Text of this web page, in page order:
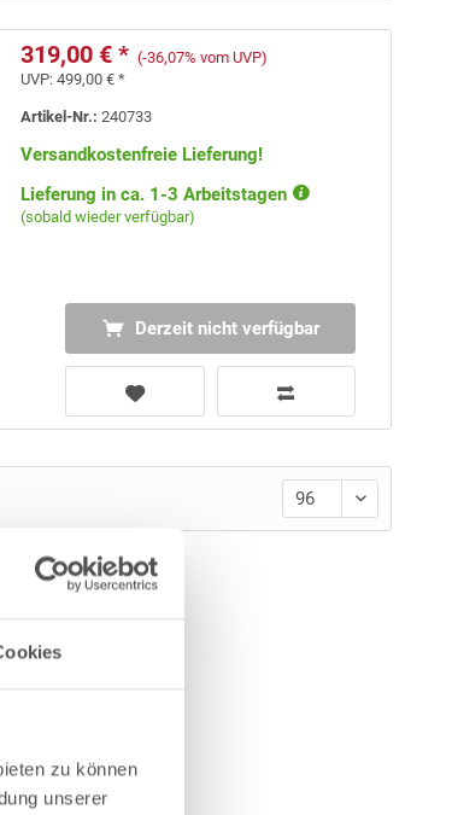
zu können
unserer
319,00 € * (-36,07% vom UVP)
UVP:499,00 € *
Artikel-Nr.:240733
Versandkostenfreie Lieferung!
Lieferung in ca. 1-3 Arbeitstagen
(sobald wieder verfügbar)
Derzeit nicht verfügbar